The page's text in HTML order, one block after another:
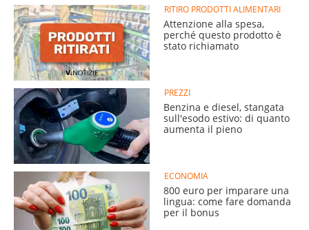
RITIRO PRODOTTI ALIMENTARI
Attenzione alla spesa,
perché questo prodotto è
stato richiamato
PREZZI
Benzina e diesel, stangata
sull'esodo estivo: di quanto
aumenta il pieno
ECONOMIA
800 euro per imparare una
lingua: come fare domanda
per il bonus